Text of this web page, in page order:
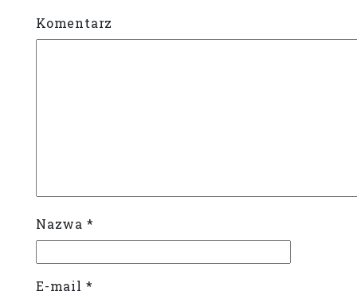
Komentarz
Nazwa *
E-mail *